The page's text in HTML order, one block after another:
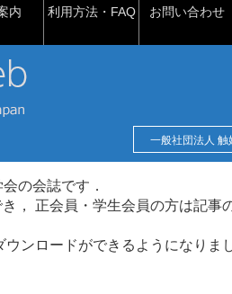
内 利用方法・FAQ お問い合わせ
一般社団法人 触
の会誌です．
， 正会員・学生会員の方は記事
ンロードができるようになりま